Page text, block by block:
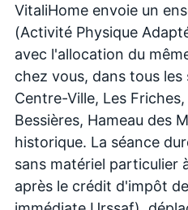
VitaliHome envoie un
(Activité Physique
avec l'allocation du
chez vous, dans tous les
Centre-Ville, Les
Bessières, Hameau des
historique. La séance
sans matériel particulier
après le crédit d'impôt